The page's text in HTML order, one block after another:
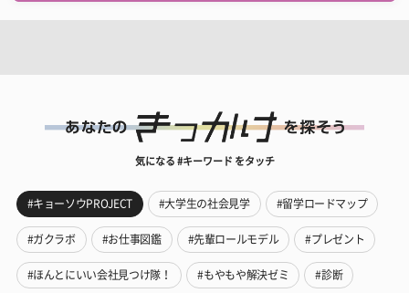
気になる #キーワード をタッチ
#キョーソウPROJECT #大学生の社会見学 #留学ロードマップ
#ガクラボ #お仕事図鑑 #先輩ロールモデル #プレゼント
#ほんとにいい会社見つけ隊！ #もやもや解決ゼミ #診断